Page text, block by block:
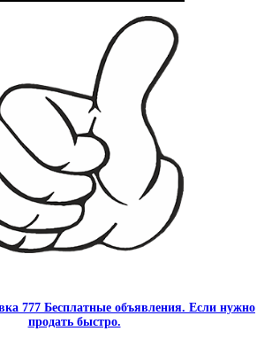
777 Бесплатные объявления. Если нужно
продать быстро.